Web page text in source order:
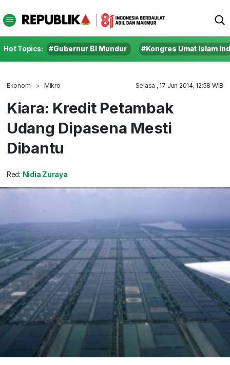
Hot Topics: #Gubernur BI Mundur #Kongres Umat Islam
Ekonomi Mikro Selasa , 17 Jun 2014, 12:58 WIB
Kiara: Kredit Petambak
Udang Dipasena Mesti
Dibantu
Red: Nidia Zuraya